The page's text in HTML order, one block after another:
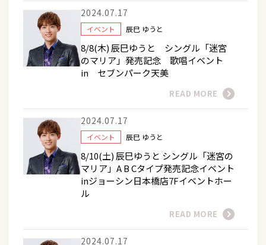
2024.07.17
イベント 辰巳 ゆうと
8/8(木) 辰巳ゆうと シングル「迷宮
のマリア」発売記念 歌唱イベント
in セブンパーク天美
READ MORE
2024.07.17
イベント 辰巳 ゆうと
8/10(土) 辰巳ゆうと シングル「迷宮の
マリア」A B Cタイプ発売記念イベント
inジョーシン日本橋店7Fイベントホー
ル
READ MORE
2024.07.17